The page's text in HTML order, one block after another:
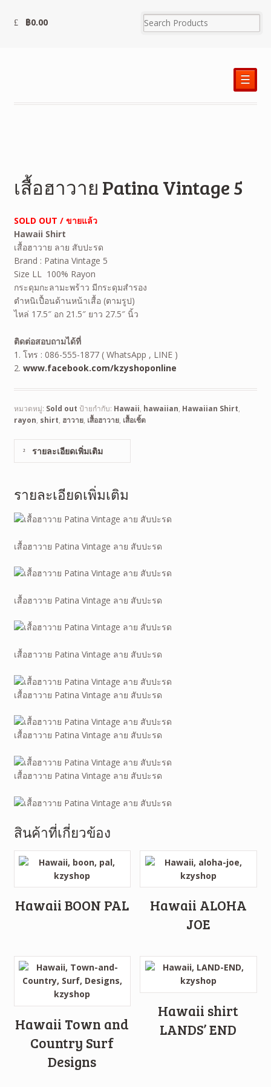
฿0.00
☰
เสื้อฮาวาย Patina Vintage 5
SOLD OUT / ขายแล้ว
Hawaii Shirt
เสื้อฮาวาย ลาย สับปะรด
Brand : Patina Vintage 5
Size LL 100% Rayon
กระดุมกะลามะพร้าว มีกระดุมสำรอง
ตำหนิเปื้อนด้านหน้าเสื้อ (ตามรูป)
ไหล่ 17.5″ อก 21.5″ ยาว 27.5″ นิ้ว
ติดต่อสอบถามได้ที่
1. โทร : 086-555-1877 ( WhatsApp , LINE )
2. www.facebook.com/kzyshoponline
หมวดหมู่: Sold out ป้ายกำกับ: Hawaii, hawaiian, Hawaiian Shirt,
rayon, shirt, ฮาวาย, เสื้อฮาวาย, เสื้อเชิ้ต
รายละเอียดเพิ่มเติม
รายละเอียดเพิ่มเติม
เสื้อฮาวาย Patina Vintage ลาย สับปะรด
เสื้อฮาวาย Patina Vintage ลาย สับปะรด
เสื้อฮาวาย Patina Vintage ลาย สับปะรด
เสื้อฮาวาย Patina Vintage ลาย สับปะรด
เสื้อฮาวาย Patina Vintage ลาย สับปะรด
เสื้อฮาวาย Patina Vintage ลาย สับปะรด
สินค้าที่เกี่ยวข้อง
Hawaii BOON PAL
Hawaii ALOHA
JOE
Hawaii Town and
Country Surf
Designs
Hawaii shirt
LANDS’ END